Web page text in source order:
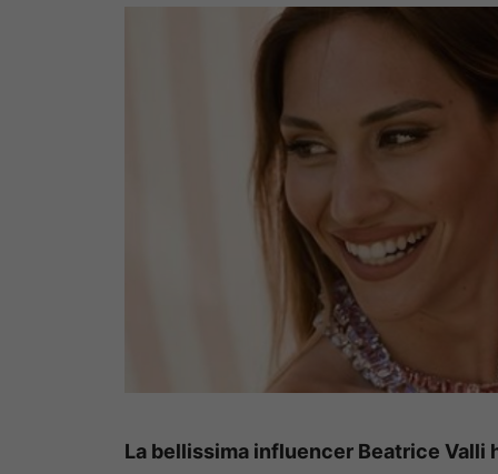
La bellissima influencer Beatrice Valli